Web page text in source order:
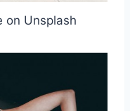
on Unsplash